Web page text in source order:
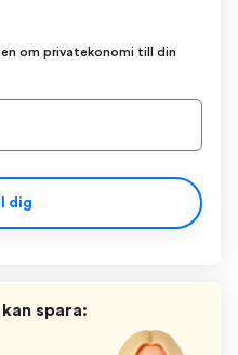
om privatekonomi till din
dig
spara: